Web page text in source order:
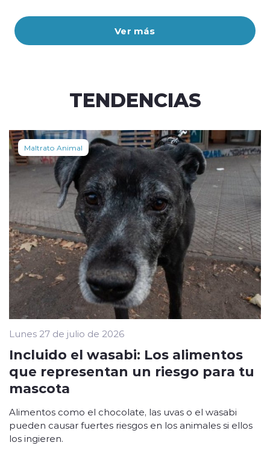
Ver más
TENDENCIAS
Maltrato Animal
Lunes 27 de julio de 2026
Incluido el wasabi: Los alimentos
que representan un riesgo para tu
mascota
Alimentos como el chocolate, las uvas o el wasabi
pueden causar fuertes riesgos en los animales si ellos
los ingieren.